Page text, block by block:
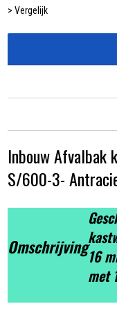
> Vergelijk
Inbouw Afvalbak
S/600-3-
Omschrijving16
met